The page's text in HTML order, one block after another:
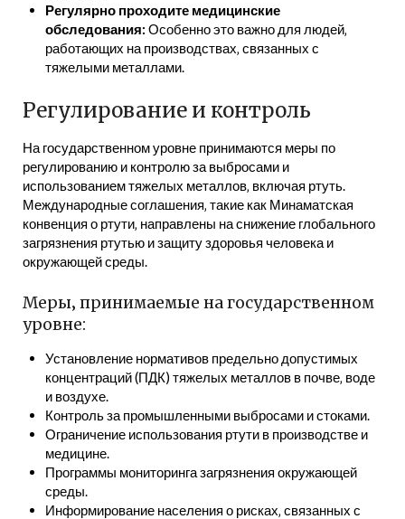
Регулярно проходите медицинские
обследования: Особенно это важно для людей‚
работающих на производствах‚ связанных с
тяжелыми металлами.
Регулирование и контроль
На государственном уровне принимаются меры по
регулированию и контролю за выбросами и
использованием тяжелых металлов‚ включая ртуть.
Международные соглашения‚ такие как Минаматская
конвенция о ртути‚ направлены на снижение глобального
загрязнения ртутью и защиту здоровья человека и
окружающей среды.
Меры‚ принимаемые на государственном
уровне:
Установление нормативов предельно допустимых
концентраций (ПДК) тяжелых металлов в почве‚ воде
и воздухе.
Контроль за промышленными выбросами и стоками.
Ограничение использования ртути в производстве и
медицине.
Программы мониторинга загрязнения окружающей
среды.
Информирование населения о рисках‚ связанных с